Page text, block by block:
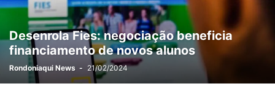
Desenrola Fies: negociação beneficia
financiamento de novos alunos
Rondoniaqui News - 21/02/2024